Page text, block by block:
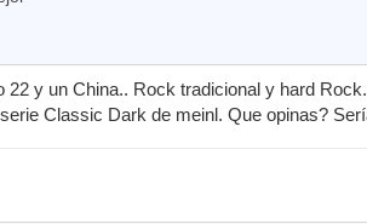
y un China.. Rock tradicional y hard
Classic Dark de meinl. Que opinas?